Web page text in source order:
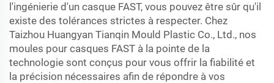
l'ingénierie d'un casque FAST, vous pouvez être sûr qu'il
existe des tolérances strictes à respecter. Chez
Taizhou Huangyan Tianqin Mould Plastic Co., Ltd., nos
moules pour casques FAST à la pointe de la
technologie sont conçus pour vous offrir la fiabilité et
la précision nécessaires afin de répondre à vos